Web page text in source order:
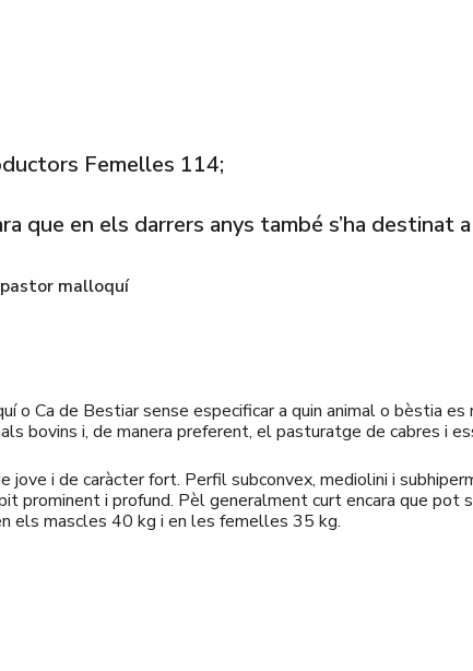
Femelles 114;
que en els darrers anys també s’ha destinat
malloquí
Ca de Bestiar sense especificar a quin animal o bèstia es
bovins i, de manera preferent, el pasturatge de cabres i
i de caràcter fort. Perfil subconvex, mediolini i
i profund. Pèl generalment curt encara que pot
els mascles 40 kg i en les femelles 35 kg.